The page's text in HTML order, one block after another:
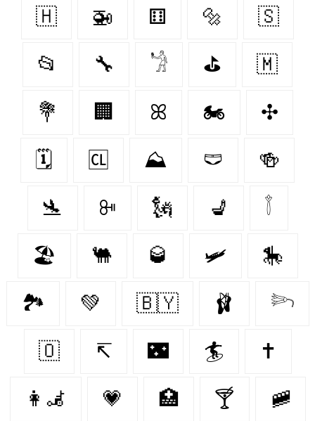
🇭‌ 🚁 ⚅ 🔩 🇸‌
📂 🔧 𓁋 ⛳ 🇲‌
💐 🏢 ꕤ 🏍️ ✣
🗓️ 🆑 ⛰️ 🩲 🍻
🛬 ꔻ 🗽 💺 𓇕
🏖️ 🐫 🥃 🛩️ 🎠
🏞️ 💚 🇧🇾 🩰 𓆸
🇴‌ ↸ 🌃 🏄 ✝
👩‍🦼‍ 💗 🏥 🍸 🚞